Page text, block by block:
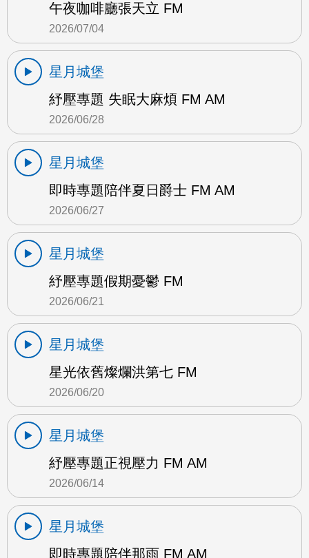
午夜咖啡廳張天立 FM
2026/07/04
星月城堡
紓壓專題 失眠大麻煩 FM AM
2026/06/28
星月城堡
即時專題陪伴夏日爵士 FM AM
2026/06/27
星月城堡
紓壓專題假期憂鬱 FM
2026/06/21
星月城堡
星光依舊燦爛洪第七 FM
2026/06/20
星月城堡
紓壓專題正視壓力 FM AM
2026/06/14
星月城堡
即時專題陪伴那雨 FM AM